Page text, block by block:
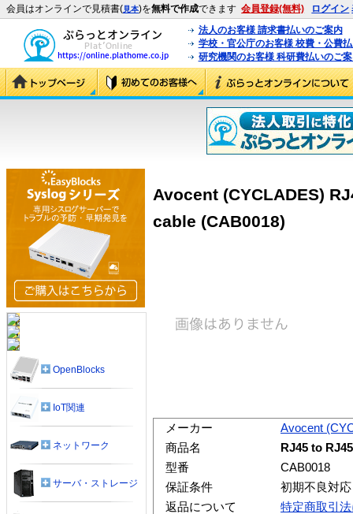
会員はオンラインで見積書(見本)を無料で作成できます 会員登録(無料) ログイン
法人のお客様 請求書払いのご案内
学校・官公庁のお客様 校費・公費
研究機関のお客様 科研費払いのご
Avocent (CYCLADES)
cable (CAB0018)
メーカー
Avocent
商品名
RJ45 to
型番
CAB0018
保証条件
初期不良対
返品について
特定商取引
OpenBlocks
IoT関連
ネットワーク
サーバ・ストレージ